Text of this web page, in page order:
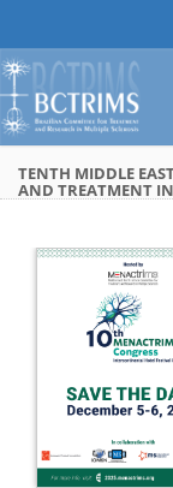
TENTH MIDDLE
AND TREATMENT